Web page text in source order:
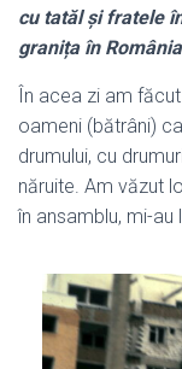
cu tatăl și fratele
granița în
În acea zi am
oameni (bătrâni)
drumului, cu
năruite. Am văzut
în ansamblu, mi-